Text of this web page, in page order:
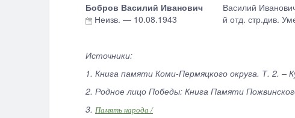
Бобров Василий Иванович
Неизв. — 10.08.1943
Василий
й отд. стр.див.
Источники:
1. Книга памяти Коми-Пермяцкого округа. Т. 2. –
2. Родное лицо Победы: Книга Памяти
3. Память народа /